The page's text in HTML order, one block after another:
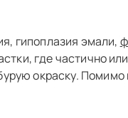
гипоплазия эмали,
где частично
окраску.